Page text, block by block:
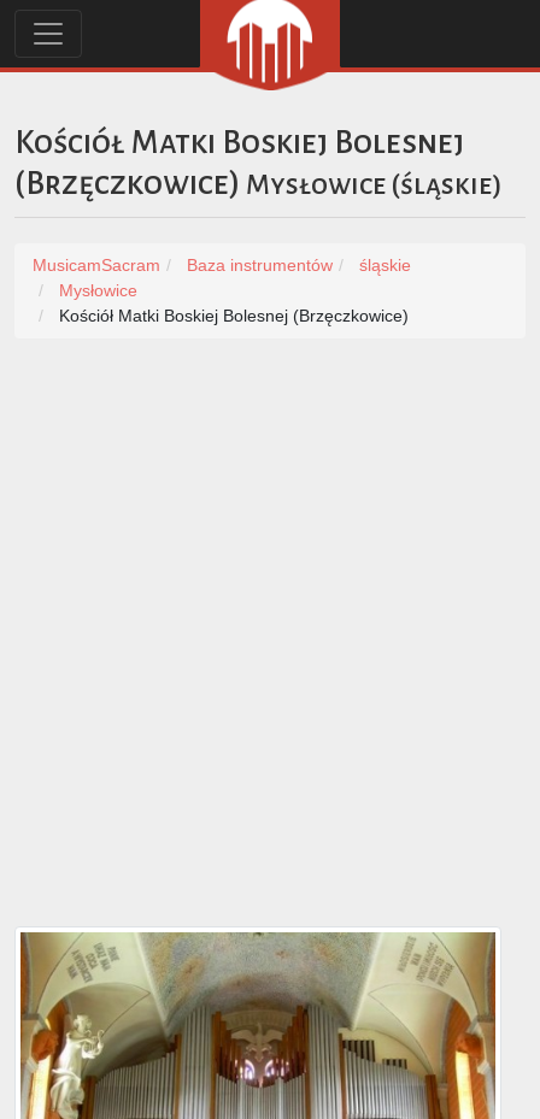
Kościół Matki Boskiej Bolesnej
(Brzęczkowice) Mysłowice (śląskie)
MusicamSacram Baza instrumentów
śląskie
Mysłowice
Kościół Matki Boskiej Bolesnej (Brzęczkowice)